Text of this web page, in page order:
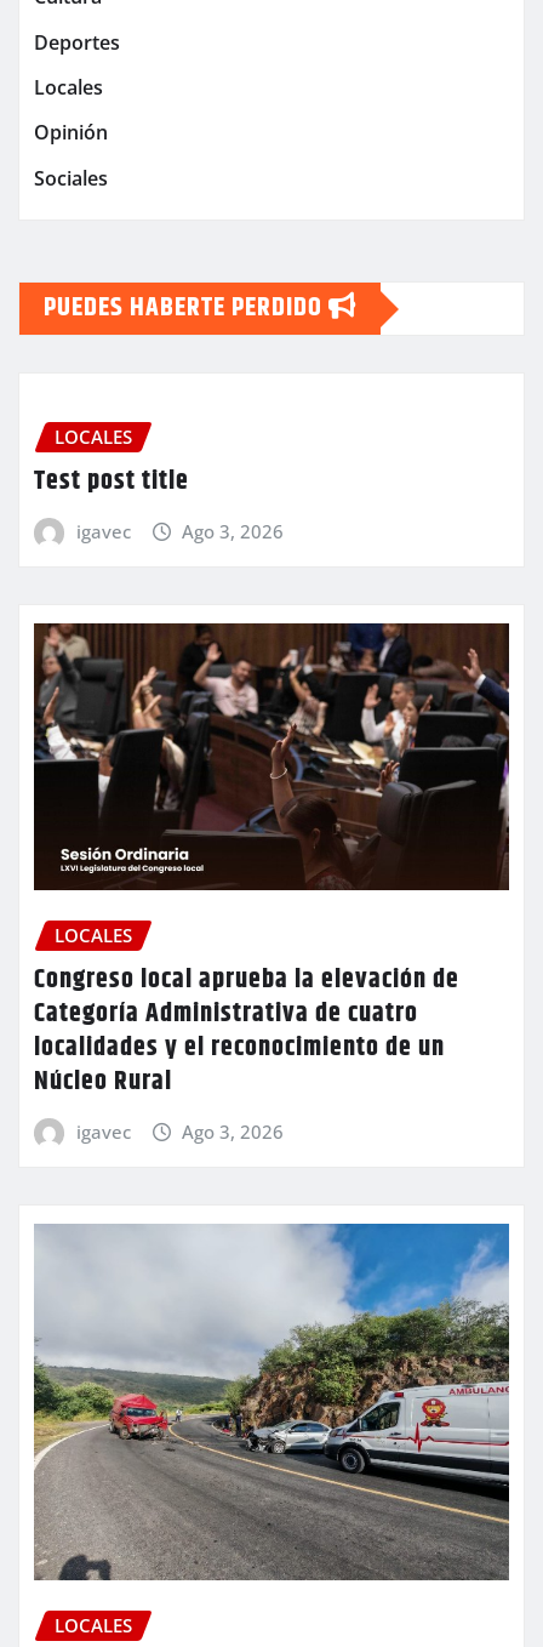
Deportes
Locales
Opinión
Sociales
PUEDES HABERTE PERDIDO
LOCALES
Test post title
igavec Ago 3, 2026
LOCALES
Congreso local aprueba la elevación de
Categoría Administrativa de cuatro
localidades y el reconocimiento de un
Núcleo Rural
igavec Ago 3, 2026
LOCALES